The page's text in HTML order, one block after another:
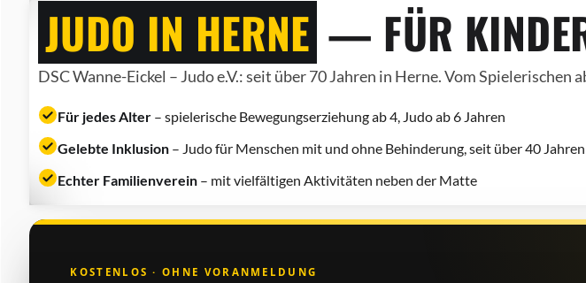
JUDO IN HERNE — FÜR
DSC Wanne-Eickel – Judo e.V.: seit über 70 Jahren in Herne. Vom Spielerischen
Für jedes Alter – spielerische Bewegungserziehung ab 4, Judo ab 6 Jahren
Gelebte Inklusion – Judo für Menschen mit und ohne Behinderung, seit über 40 Jahren
Echter Familienverein – mit vielfältigen Aktivitäten neben der Matte
KOSTENLOS · OHNE VORANMELDUNG